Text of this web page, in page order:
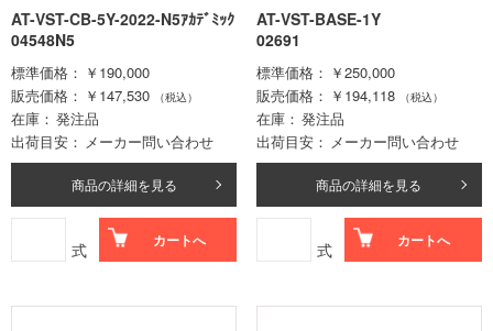
AT-VST-CB-5Y-2022-N5ｱｶﾃﾞﾐｯｸ
04548N5
標準価格
￥190,000
販売価格
￥147,530 （税込）
在庫
発注品
出荷目安
メーカー問い合わせ
商品の詳細を見る
式 カートへ
AT-VST-BASE-1Y
02691
標準価格
￥250,000
販売価格
￥194,118 （税込）
在庫
発注品
出荷目安
メーカー問い合わせ
商品の詳細を見る
式 カートへ